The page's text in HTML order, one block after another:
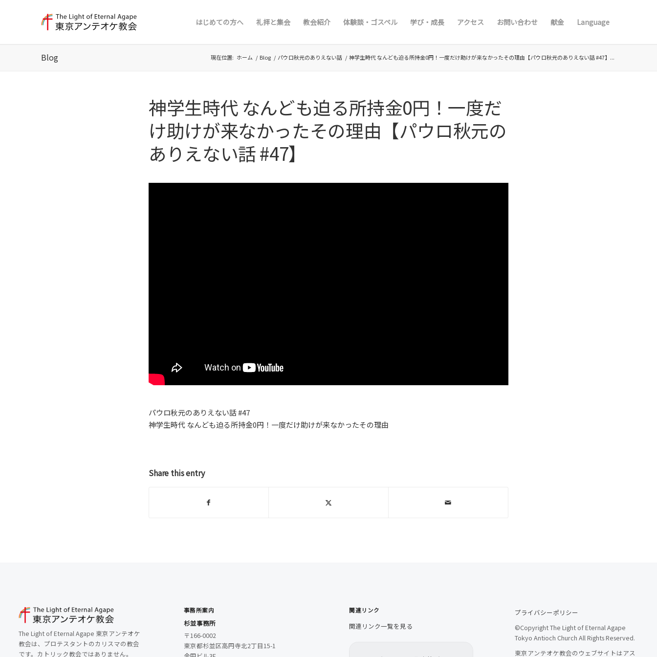
はじめての方へ 礼拝と集会 教会紹介 体験談・ゴスペル 学び・成長 アクセス お問い合わせ 献金 Language
Blog 現在位置: ホーム / Blog / パウロ秋元のありえない話 / 神学生時代 なんども迫る所持金0円！一度だけ助けが来なかったその理由【パウロ秋元のありえない話 #47】...
神学生時代 なんども迫る所持金0円！一度だ
け助けが来なかったその理由【パウロ秋元の
ありえない話 #47】
パウロ秋元のありえない話 #47
神学生時代 なんども迫る所持金0円！一度だけ助けが来なかったその理由
Share this entry
The Light of Eternal Agape 東京アンテオケ
教会は、プロテスタントのカリスマの教会
です。カトリック教会ではありません。
事務所案内
杉並事務所
〒166-0002
東京都杉並区高円寺北2丁目15-1
関連リンク
関連リンク一覧を見る
プライバシーポリシー
©Copyright The Light of Eternal Agape
Tokyo Antioch Church All Rights Reserved.
東京アンテオケ教会のウェブサイトはアス